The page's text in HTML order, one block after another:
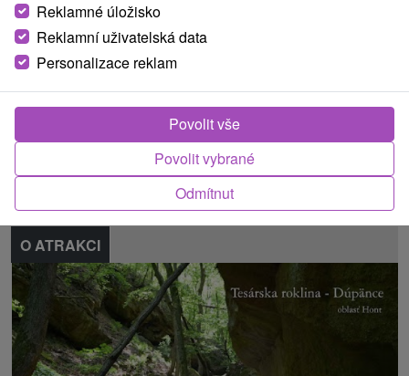
Turistický region
Stredné Slovensko, Podpoľanie, Hont, Južné Slovensko,
Banskobystrický kraj, Štiavnické vrchy, Krupinská planina,
Poiplie
Našli jste chybu nebo nám chcete doporučit novou atrakci
Nahlásit chybu
O ATRAKCI
Reklamné úložisko
Reklamní uživatelská data
Personalizace reklam
Odmítnut
Povolit vybrané
Povolit vše